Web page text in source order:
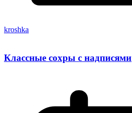
kroshka
Классные сохры с надписями